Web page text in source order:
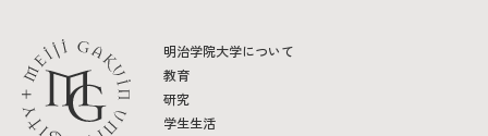
明治学院大学について
教育
研究
学生生活